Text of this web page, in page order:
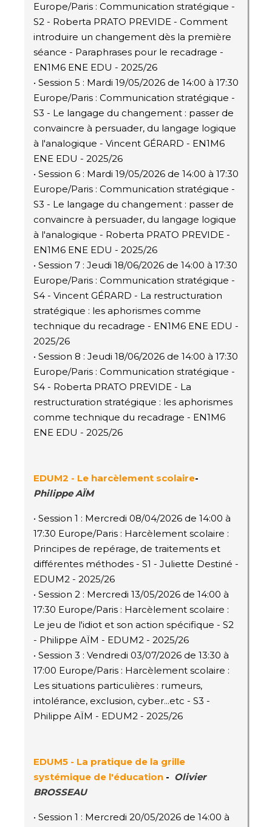
Europe/Paris : Communication stratégique -
S2 - Roberta PRATO PREVIDE - Comment
introduire un changement dès la première
séance - Paraphrases pour le recadrage -
EN1M6 ENE EDU - 2025/26
• Session 5 : Mardi 19/05/2026 de 14:00 à 17:30
Europe/Paris : Communication stratégique -
S3 - Le langage du changement : passer de
convaincre à persuader, du langage logique
à l'analogique - Vincent GÉRARD - EN1M6
ENE EDU - 2025/26
• Session 6 : Mardi 19/05/2026 de 14:00 à 17:30
Europe/Paris : Communication stratégique -
S3 - Le langage du changement : passer de
convaincre à persuader, du langage logique
à l'analogique - Roberta PRATO PREVIDE -
EN1M6 ENE EDU - 2025/26
• Session 7 : Jeudi 18/06/2026 de 14:00 à 17:30
Europe/Paris : Communication stratégique -
S4 - Vincent GÉRARD - La restructuration
stratégique : les aphorismes comme
technique du recadrage - EN1M6 ENE EDU -
2025/26
• Session 8 : Jeudi 18/06/2026 de 14:00 à 17:30
Europe/Paris : Communication stratégique -
S4 - Roberta PRATO PREVIDE - La
restructuration stratégique : les aphorismes
comme technique du recadrage - EN1M6
ENE EDU - 2025/26
EDUM2 - Le harcèlement scolaire-
Philippe AÏM
• Session 1 : Mercredi 08/04/2026 de 14:00 à
17:30 Europe/Paris : Harcèlement scolaire :
Principes de repérage, de traitements et
différentes méthodes - S1 - Juliette Destiné -
EDUM2 - 2025/26
• Session 2 : Mercredi 13/05/2026 de 14:00 à
17:30 Europe/Paris : Harcèlement scolaire :
Le jeu de l'idiot et son action spécifique - S2
- Philippe AÏM - EDUM2 - 2025/26
• Session 3 : Vendredi 03/07/2026 de 13:30 à
17:00 Europe/Paris : Harcèlement scolaire :
Les situations particulières : rumeurs,
intolérance, exclusion, cyber...etc - S3 -
Philippe AÏM - EDUM2 - 2025/26
EDUM5 - La pratique de la grille
systémique de l'éducation - Olivier
BROSSEAU
• Session 1 : Mercredi 20/05/2026 de 14:00 à